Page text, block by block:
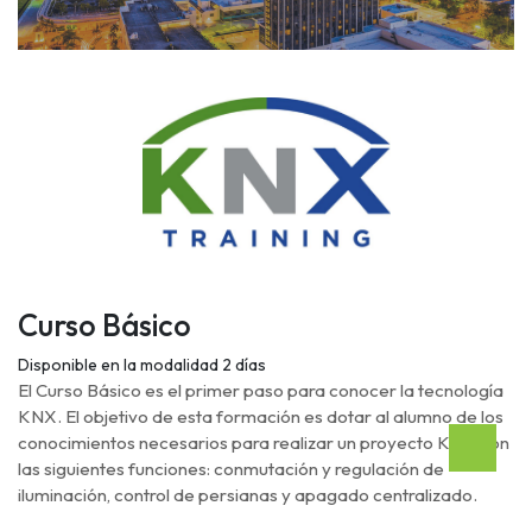
Curso Básico
Disponible en la modalidad 2 días
El Curso Básico es el primer paso para conocer la tecnología
KNX. El objetivo de esta formación es dotar al alumno de los
conocimientos necesarios para realizar un proyecto KNX con
las siguientes funciones: conmutación y regulación de
iluminación, control de persianas y apagado centralizado.